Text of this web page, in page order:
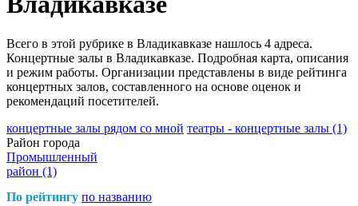
Всего в этой рубрике в Владикавказе нашлось 4 адреса.
Концертные залы в Владикавказе. Подробная карта, описания
и режим работы. Организации представлены в виде рейтинга
концертных залов, составленного на основе оценок и
рекомендаций посетителей.
концертные залы рядом со мной театры - концертные залы (1)
Район города
Промышленный
район (1)
По рейтингу по названию